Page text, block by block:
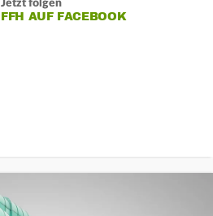
Jetzt folgen
FFH AUF FACEBOOK